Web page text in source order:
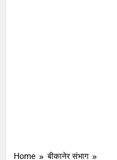
Home
बीकानेर संभाग